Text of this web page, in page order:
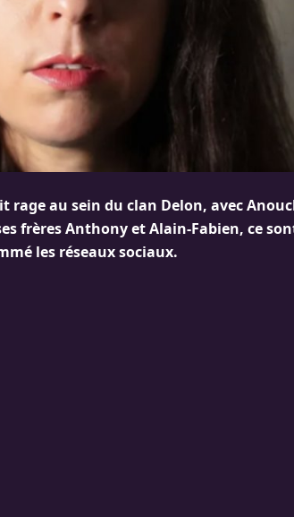
au sein du clan Delon, avec
frères Anthony et Alain-Fabien, ce
les réseaux sociaux.